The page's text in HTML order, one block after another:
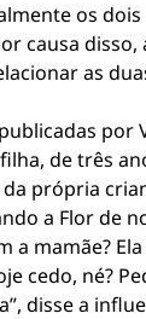
os
causa
as
por
de três
própria
a Flor de
a mamãe?
cedo, né?
disse a